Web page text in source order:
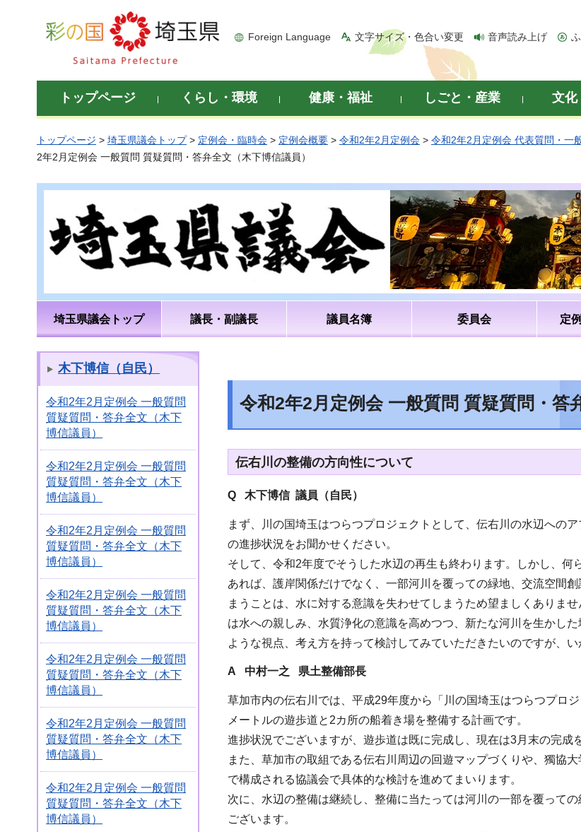
彩の国 埼玉県
Foreign Language 文字サイズ・色合い変更 音声読み上げ
トップページ くらし・環境 健康・福祉 しごと・産業 文化
トップページ > 埼玉県議会トップ> 定例会・臨時会 > 定例会概要 > 令和2年2月定例会 > 令和2年2月定例会 代表質問・一
2年2月定例会 一般質問 質疑質問・答弁全文（木下博信議員）
埼玉県議会トップ 議長・副議長 議員名簿 委員会 定
木下博信（自民）
令和2年2月定例会 一般質問
質疑質問・答弁全文（木下
博信議員）
令和2年2月定例会 一般質問
質疑質問・答弁全文（木下
博信議員）
令和2年2月定例会 一般質問
質疑質問・答弁全文（木下
博信議員）
令和2年2月定例会 一般質問
質疑質問・答弁全文（木下
博信議員）
令和2年2月定例会 一般質問
質疑質問・答弁全文（木下
博信議員）
令和2年2月定例会 一般質問
質疑質問・答弁全文（木下
博信議員）
令和2年2月定例会 一般質問
質疑質問・答弁全文（木下
博信議員）
令和2年2月定例会 一般質問 質疑質問・答
伝右川の整備の方向性について
Q 木下博信 議員（自民）
まず、川の国埼玉はつらつプロジェクトとして、伝右川の水辺への
の進捗状況をお聞かせください。
そして、令和2年度でそうした水辺の再生も終わります。しかし、
あれば、護岸関係だけでなく、一部河川を覆っての緑地、交流空間
まうことは、水に対する意識を失わせてしまうため望ましくありま
は水への親しみ、水質浄化の意識を高めつつ、新たな河川を生かし
ような視点、考え方を持って検討してみていただきたいのですが、
A 中村一之 県土整備部長
草加市内の伝右川では、平成29年度から「川の国埼玉はつらつプロ
メートルの遊歩道と2カ所の船着き場を整備する計画です。
進捗状況でございますが、遊歩道は既に完成し、現在は3月末の完成
また、草加市の取組である伝右川周辺の回遊マップづくりや、獨協
で構成される協議会で具体的な検討を進めてまいります。
次に、水辺の整備は継続し、整備に当たっては河川の一部を覆って
ございます。